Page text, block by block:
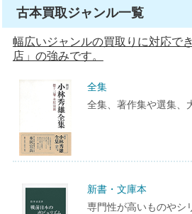
古本買取ジャンル一覧
幅広いジャンルの買取りに対応で
店」の強みです。
全集
全集、著作集や選集、
新書・文庫本
専門性が高いものやシ